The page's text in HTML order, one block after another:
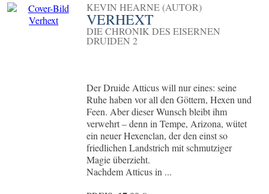
KEVIN HEARNE (AUTOR)
VERHEXT
DIE CHRONIK DES EISERNEN
DRUIDEN 2
Der Druide Atticus will nur eines: seine
Ruhe haben vor all den Göttern, Hexen und
Feen. Aber dieser Wunsch bleibt ihm
verwehrt – denn in Tempe, Arizona, wütet
ein neuer Hexenclan, der den einst so
friedlichen Landstrich mit schmutziger
Magie überzieht.
Nachdem Atticus in ...